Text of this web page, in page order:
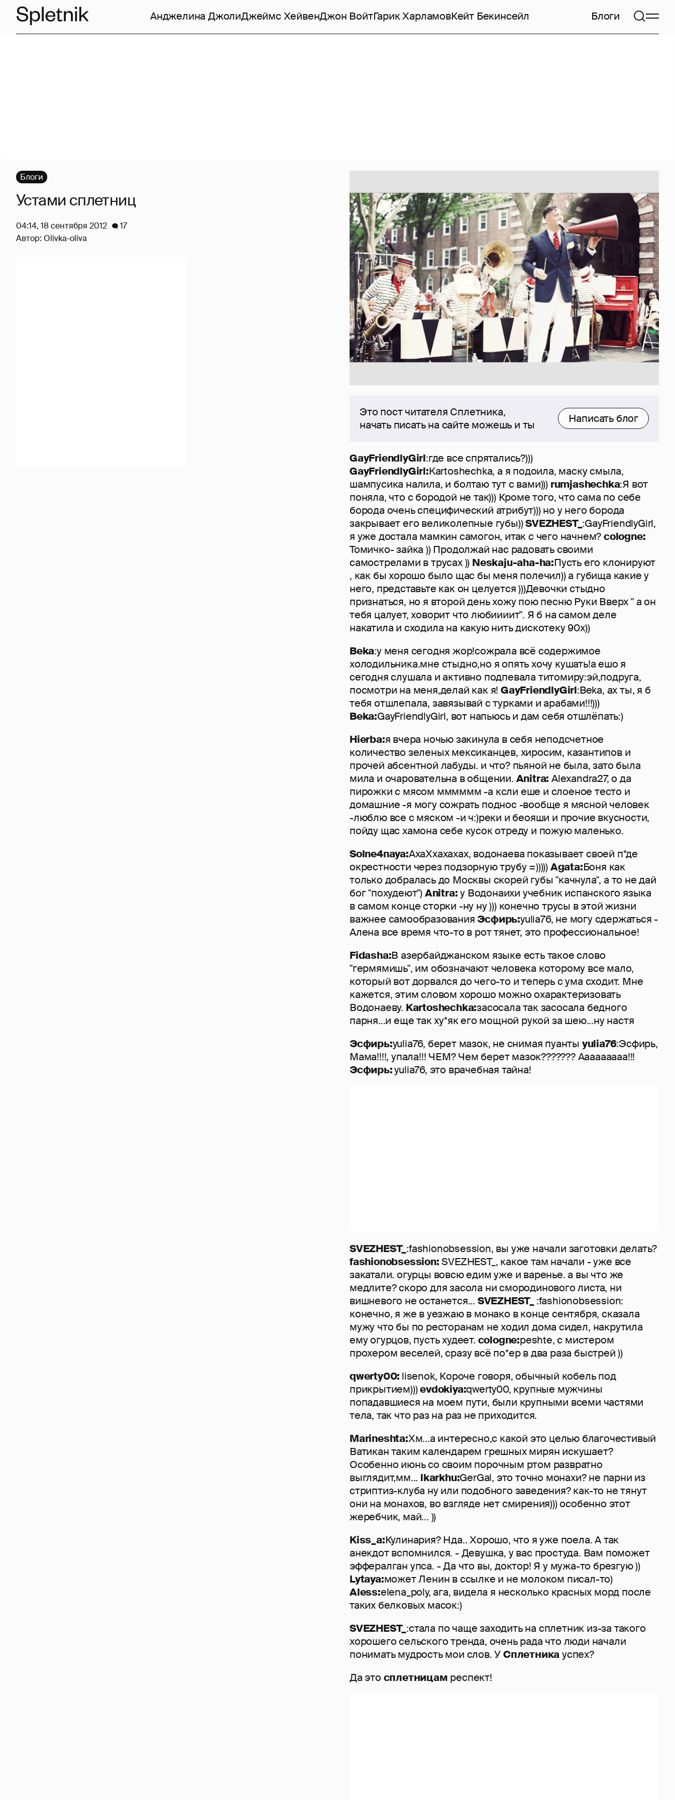
Анджелина ДжолиДжеймс ХейвенДжон ВойтГарик ХарламовКейт Бекинсейл Блоги
Это пост читателя Сплетника,
начать писать на сайте можешь и ты
Написать блог
GayFriendlyGirl:где все спрятались?)))
GayFriendlyGirl:Kartoshechka, а я подоила, маску смыла,
шампусика налила, и болтаю тут с вами))) rumjashechka:Я вот
поняла, что с бородой не так))) Кроме того, что сама по себе
борода очень специфический атрибут))) но у него борода
закрывает его великолепные губы))SVEZHEST_ :GayFriendlyGirl,
я уже достала мамкин самогон, итак с чего начнем?cologne:
Томичко- зайка )) Продолжай нас радовать своими
самострелами в трусах )) Neskaju-aha-ha:Пусть его клонируют
, как бы хорошо было щас бы меня полечил)) а губища какие у
него, представьте как он целуется )))Девочки стыдно
признаться, но я второй день хожу пою песню Руки Вверх " а он
тебя цалует, ховорит что любиииит". Я б на самом деле
накатила и сходила на какую нить дискотеку 90х))
Beka:у меня сегодня жор!сожрала всё содержимое
холодильника.мне стыдно,но я опять хочу кушать!а ешо я
сегодня слушала и активно подпевала титомиру:эй,подруга,
посмотри на меня,делай как я! GayFriendlyGirl:Beka, ах ты, я б
тебя отшлепала, завязывай с турками и арабами!!!)))
Beka:GayFriendlyGirl, вот напьюсь и дам себя отшлёпать:)
Hierba:я вчера ночью закинула в себя неподсчетное
количество зеленых мексиканцев, хиросим, казантипов и
прочей абсентной лабуды. и что? пьяной не была, зато была
мила и очаровательна в общении. Anitra: Alexandra27, о да
пирожки с мясом мммммм -а ксли еше и слоеное тесто и
домашние -я могу сожрать поднос -вообще я мясной человек
-люблю все с мяском -и ч:)реки и беояши и прочие вкусности,
пойду щас хамона себе кусок отреду и пожую маленько.
Solne4naya:АхаХхахахах, водонаева показывает своей п*де
окрестности через подзорную трубу =)))))Agata:Боня как
только добралась до Москвы скорей губы "качнула", а то не дай
бог "похудеют")Anitra:у Водонаихи учебник испанского языка
в самом конце сторки -ну ну ))) конечно трусы в этой жизни
важнее самообразования Эсфирь:yulia76, не могу сдержаться -
Алена все время что-то в рот тянет, это профессиональное!
Fidasha:В азербайджанском языке есть такое слово
"гермямишь", им обозначают человека которому все мало,
который вот дорвался до чего-то и теперь с ума сходит. Мне
кажется, этим словом хорошо можно охарактеризовать
Водонаеву. Kartoshechka:засосала так засосала бедного
парня...и еще так ху*як его мощной рукой за шею...ну настя
Эсфирь:yulia76, берет мазок, не снимая пуанты yulia76:Эсфирь,
Мама!!!!, упала!!! ЧЕМ? Чем берет мазок??????? Ааааааааа!!!
Эсфирь:yulia76, это врачебная тайна!
SVEZHEST_ :fashionobsession, вы уже начали заготовки делать?
fashionobsession:SVEZHEST_, какое там начали - уже все
закатали. огурцы вовсю едим уже и варенье. а вы что же
медлите? скоро для засола ни смородинового листа, ни
вишневого не останется... SVEZHEST_ :fashionobsession:
конечно, я же в уезжаю в монако в конце сентября, сказала
мужу что бы по ресторанам не ходил дома сидел, накрутила
ему огурцов, пусть худеет. cologne:peshte, с мистером
прохером веселей, сразу всё по*ер в два раза быстрей ))
qwerty00: lisenok, Короче говоря, обычный кобель под
прикрытием)))evdokiya:qwerty00, крупные мужчины
попадавшиеся на моем пути, были крупными всеми частями
тела, так что раз на раз не приходится.
Marineshta:Хм...а интересно,с какой это целью благочестивый
Ватикан таким календарем грешных мирян искушает?
Особенно июнь со своим порочным ртом развратно
выглядит,мм... lkarkhu:GerGal, это точно монахи? не парни из
стриптиз-клуба ну или подобного заведения? как-то не тянут
они на монахов, во взгляде нет смирения))) особенно этот
жеребчик, май... ))
Kiss_a:Кулинария? Нда.. Хорошо, что я уже поела. А так
анекдот вспомнился. - Девушка, у вас простуда. Вам поможет
эффералган упса. - Да что вы, доктор! Я у мужа-то брезгую ))
Lytaya:может Ленин в ссылке и не молоком писал-то)
Aless:elena_poly, ага, видела я несколько красных морд после
таких белковых масок:)
SVEZHEST_ :стала по чаще заходить на сплетник из-за такого
хорошего сельского тренда, очень рада что люди начали
понимать мудрость мои слов. УСплетникауспех?
Да это сплетницам респект!
Блоги
Устами сплетниц
04:14, 18 сентября 2012
17
Автор: Olivka-oliva